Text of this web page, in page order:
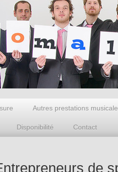
Autres prestations
Disponibilité Contact
de